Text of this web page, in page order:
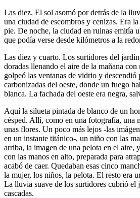
Las diez. El sol asomó por detrás de la
una ciudad de escombros y cenizas. Era
pie. De noche, la ciudad en ruinas emitía
que podía verse desde kilómetros a la
Las diez y cuarto. Los surtidores del
doradas llenando el aire de la mañana
golpeó las ventanas de vidrio y descendió
carbonizadas del oeste, donde un fuego
blanca. La fachada del oeste era negra,
Aquí la silueta pintada de blanco de un
césped. Allí, como en una fotografía, una
unas flores. Un poco más lejos -las
en un instante titánico-, un niño con las
arriba, la imagen de una pelota en el aire,
con las manos en alto, preparada para
acabó de caer. Quedaban esas cinco
la mujer, los niños, la pelota. El resto era
La lluvia suave de los surtidores cubrió el
cascadas.